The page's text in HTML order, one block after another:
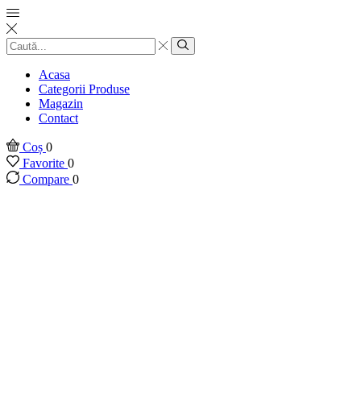
Introducere
căutare
Căutare
Acasa
Categorii Produse
Magazin
Contact
Coș 0
Favorite 0
Compare 0